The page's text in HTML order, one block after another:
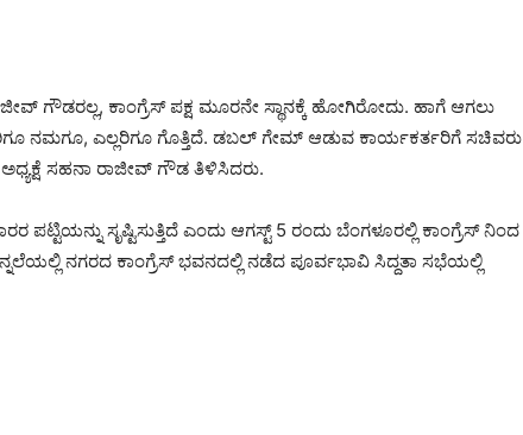
ಗೌಡರಲ್ಲ, ಕಾಂಗ್ರೆಸ್ ಪಕ್ಷ ಮೂರನೇ ಸ್ಥಾನಕ್ಕೆ ಹೋಗಿರೋದು. ಹಾಗೆ ಆಗಲು
ನಮಗೂ, ಎಲ್ಲರಿಗೂ ಗೊತ್ತಿದೆ. ಡಬಲ್ ಗೇಮ್ ಆಡುವ ಕಾರ್ಯಕರ್ತರಿಗೆ ಸಚಿವರು
ಸಹನಾ ರಾಜೀವ್‌ ಗೌಡ ತಿಳಿಸಿದರು.
ಪಟ್ಟಿಯನ್ನು ಸೃಷ್ಟಿಸುತ್ತಿದೆ ಎಂದು ಆಗಸ್ಟ್ 5 ರಂದು ಬೆಂಗಳೂರಲ್ಲಿ ಕಾಂಗ್ರೆಸ್‌ ನಿಂದ
ನಗರದ ಕಾಂಗ್ರೆಸ್ ಭವನದಲ್ಲಿ ನಡೆದ ಪೂರ್ವಭಾವಿ ಸಿದ್ದತಾ ಸಭೆಯಲ್ಲಿ